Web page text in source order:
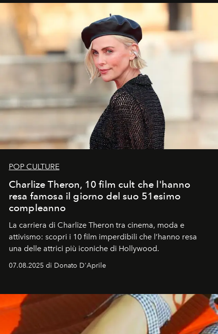
POP CULTURE
Charlize Theron, 10 film cult che l'hanno
resa famosa il giorno del suo 51esimo
compleanno
La carriera di Charlize Theron tra cinema, moda e
attivismo: scopri i 10 film imperdibili che l’hanno resa
una delle attrici più iconiche di Hollywood.
07.08.2025 di Donato D'Aprile